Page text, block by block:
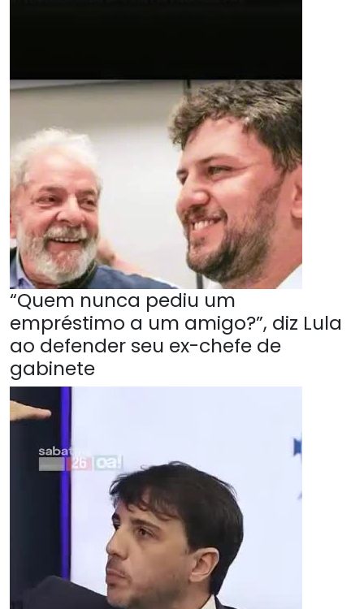
“Quem nunca pediu um
empréstimo a um amigo?”, diz Lula
ao defender seu ex-chefe de
gabinete